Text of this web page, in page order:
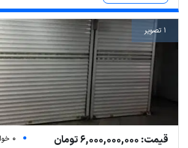
1 تصویر
قیمت: 6,000,000,000 تومان
0 خواب